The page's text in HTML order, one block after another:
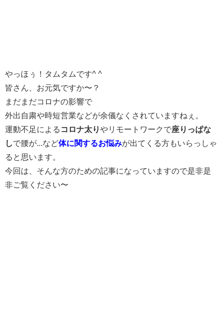
やっほぅ！タムタムです^ ^
皆さん、お元気ですか〜？
まだまだコロナの影響で
外出自粛や時短営業などが余儀なくされていますねぇ。
運動不足による コロナ太りやリモートワークで座りっぱな
しで腰が...など体に関するお悩みが出てくる方もいらっしゃ
ると思います。
今回は、そんな方のための記事になっていますので是非是
非ご覧ください〜